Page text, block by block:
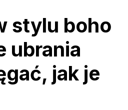
stylu boho
ubrania
jak je